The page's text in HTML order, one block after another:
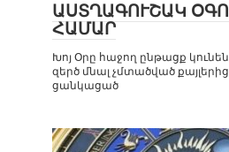
ԱՍՏՂԱԳՈՒՇԱԿ
ՀԱՄԱՐ
Խոյ Օրը հաջող ընթացք
զերծ մնալ չմտածված
ցանկացած